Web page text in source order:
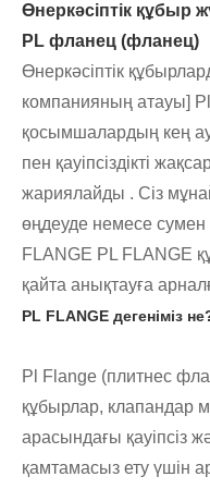
Өнеркәсіптік құбыр
PL фланец (фланец)
Өнеркәсіптік
компанияның атауы]
қосымшалардың кең
пен қауіпсіздікті
жариялайды . Сіз
өңдеуде немесе сумен
FLANGE PL FLANGE
қайта анықтауға
PL FLANGE дегеніміз
Pl Flange (плитнес
құбырлар, клапандар
арасындағы қауіпсіз
қамтамасыз ету үшін